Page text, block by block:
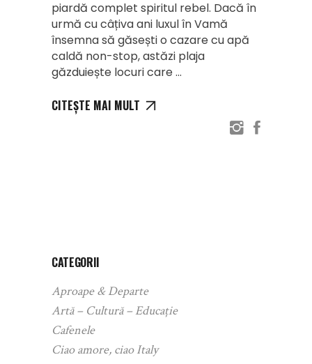
piardă complet spiritul rebel. Dacă în
urmă cu câțiva ani luxul în Vamă
însemna să găsești o cazare cu apă
caldă non-stop, astăzi plaja
găzduiește locuri care
CITEȘTE MAI MULT
CATEGORII
Aproape & Departe
Artă – Cultură – Educație
Cafenele
Ciao amore, ciao Italy